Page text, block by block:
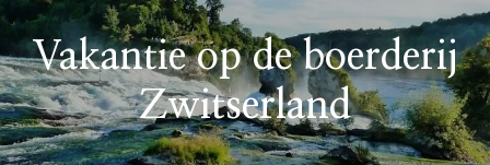
Vakantie op de boerderij
Zwitserland